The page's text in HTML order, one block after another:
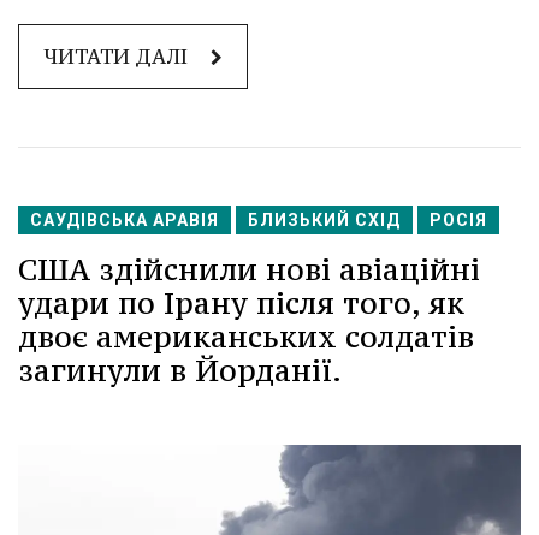
ЧИТАТИ ДАЛІ
САУДІВСЬКА АРАВІЯ БЛИЗЬКИЙ СХІД РОСІЯ
США здійснили нові авіаційні
удари по Ірану після того, як
двоє американських солдатів
загинули в Йорданії.